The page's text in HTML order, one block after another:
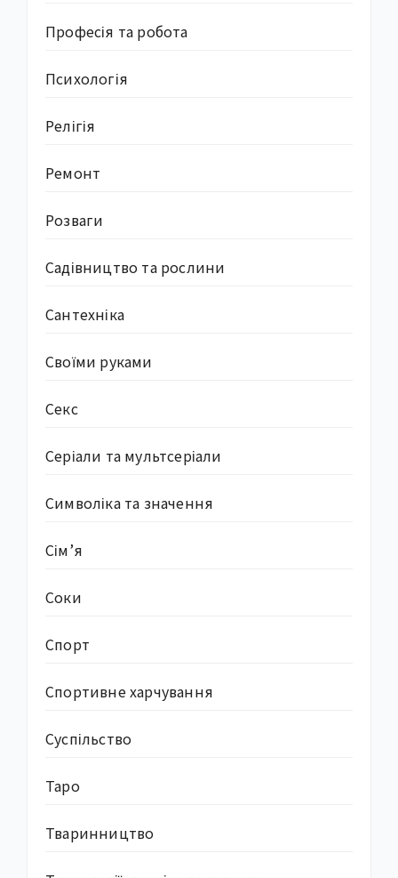
Професія та робота
Психологія
Релігія
Ремонт
Розваги
Садівництво та рослини
Сантехніка
Своїми руками
Секс
Серіали та мультсеріали
Символіка та значення
Сім’я
Соки
Спорт
Спортивне харчування
Суcпільство
Таро
Тваринництво